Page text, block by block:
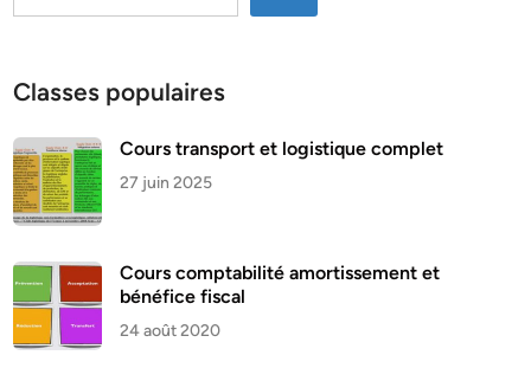
Classes populaires
Cours transport et logistique complet
27 juin 2025
Cours comptabilité amortissement et
bénéfice fiscal
24 août 2020